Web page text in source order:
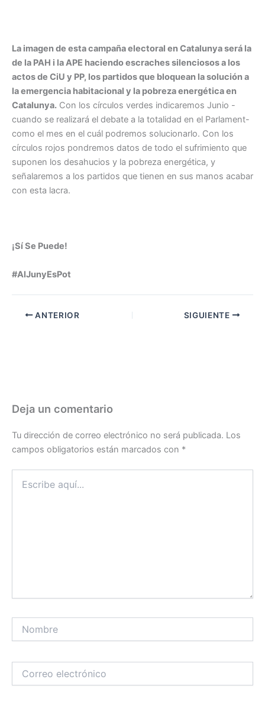
La imagen de esta campaña electoral en Catalunya será la
de la PAH i la APE haciendo escraches silenciosos a los
actos de CiU y PP, los partidos que bloquean la solución a
la emergencia habitacional y la pobreza energética en
Catalunya. Con los círculos verdes indicaremos Junio -
cuando se realizará el debate a la totalidad en el Parlament-
como el mes en el cuál podremos solucionarlo. Con los
círculos rojos pondremos datos de todo el sufrimiento que
suponen los desahucios y la pobreza energética, y
señalaremos a los partidos que tienen en sus manos acabar
con esta lacra.
¡Sí Se Puede!
#AlJunyEsPot
ANTERIOR SIGUIENTE
Deja un comentario
Tu dirección de correo electrónico no será publicada. Los
campos obligatorios están marcados con *
aquí...
electrónico